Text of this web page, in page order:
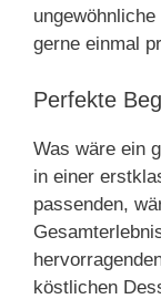
gerne einmal
Perfekte
Was wäre ein
in einer
passenden,
köstlichen